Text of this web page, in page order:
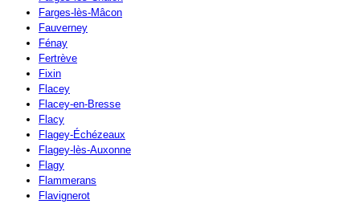
Farges-lès-Mâcon
Fauverney
Fénay
Fertrève
Fixin
Flacey
Flacey-en-Bresse
Flacy
Flagey-Échézeaux
Flagey-lès-Auxonne
Flagy
Flammerans
Flavignerot